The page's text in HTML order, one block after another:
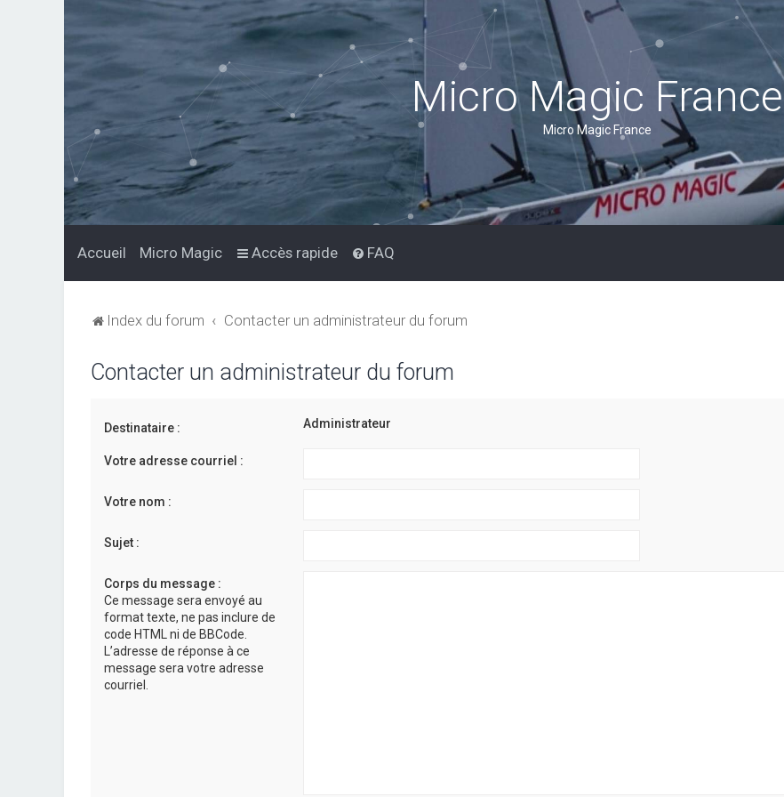
Micro Magic France
Micro Magic France
Accueil Micro Magic Accès rapide FAQ
Index du forum Contacter un administrateur du forum
Contacter un administrateur du forum
Destinataire : Administrateur
Votre adresse courriel :
Votre nom :
Sujet :
Corps du message :
Ce message sera envoyé au
format texte, ne pas inclure de
code HTML ni de BBCode.
L’adresse de réponse à ce
message sera votre adresse
courriel.